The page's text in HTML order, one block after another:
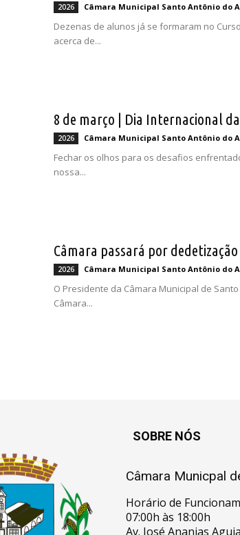
2026 Câmara Municipal Santo Antônio do
Dezenas de alunos já se formaram no
acerca de...
8 de março | Dia Internacional
2026 Câmara Municipal Santo Antônio do
Fechar os olhos para os desafios
nossa...
Câmara passará por
2026 Câmara Municipal Santo Antônio do
O Presidente da Câmara Municipal de
Câmara...
SOBRE NÓS
Câmara Municpal
Horário de
07:00h às 18:00h
Av. José Ananias